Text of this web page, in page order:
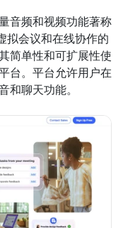
音频和视频功能著称
拟会议和在线协作的
简单性和可扩展性使
台。平台允许用户在
和聊天功能。